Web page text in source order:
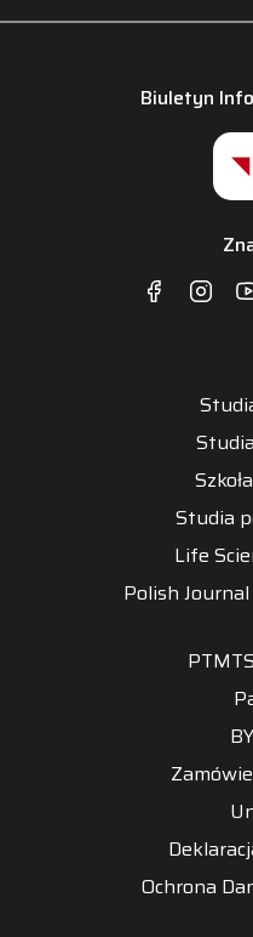
Biuletyn
Studia
Life
Polish
Ochrona